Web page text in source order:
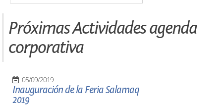
Próximas Actividades agenda
corporativa
05/09/2019
Inauguración de la Feria Salamaq
2019